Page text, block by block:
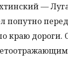
—
попутно
краю дороги.